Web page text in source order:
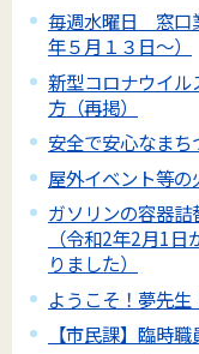
毎週水曜日 窓口
年５月１３日～）
新型コロナウイ
方（再掲）
安全で安心なま
屋外イベント等
ガソリンの容器
（令和2年2月1
りました）
ようこそ！夢先
【市民課】臨時